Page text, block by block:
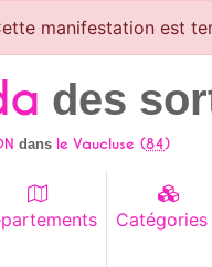
manifestation est
des
dans le Vaucluse (84)
Catégories